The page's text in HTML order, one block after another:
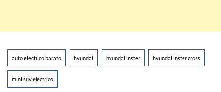
auto electrico barato hyundai hyundai inster hyundai inster cross
mini suv electrico